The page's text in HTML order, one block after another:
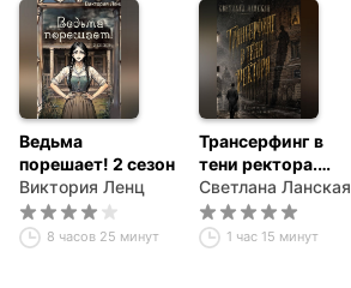
Ведьма
порешает! 2 сезон
Виктория Ленц
8 часов 25 минут
Трансерфинг в
тени ректора.
Книга первая.
Светлана Ланская
1 час 15 минут